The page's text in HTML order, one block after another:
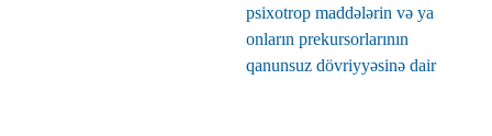
psixotrop maddələrin və ya
onların prekursorlarının
qanunsuz dövriyyəsinə dair